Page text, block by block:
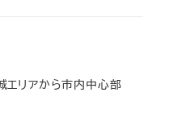
エリアから市内中心部